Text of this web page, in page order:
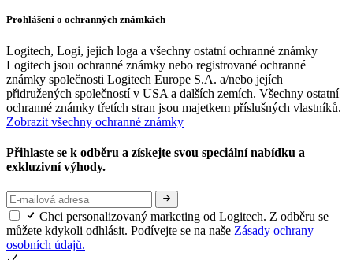
Prohlášení o ochranných známkách
Logitech, Logi, jejich loga a všechny ostatní ochranné známky
Logitech jsou ochranné známky nebo registrované ochranné
známky společnosti Logitech Europe S.A. a/nebo jejích
přidružených společností v USA a dalších zemích. Všechny ostatní
ochranné známky třetích stran jsou majetkem příslušných vlastníků.
Zobrazit všechny ochranné známky
Přihlaste se k odběru a získejte svou speciální nabídku a
exkluzivní výhody.
Chci personalizovaný marketing od Logitech. Z odběru se
můžete kdykoli odhlásit. Podívejte se na naše Zásady ochrany
osobních údajů.